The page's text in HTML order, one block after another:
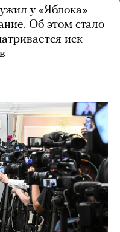
у «Яблока»
Об этом стало
иск